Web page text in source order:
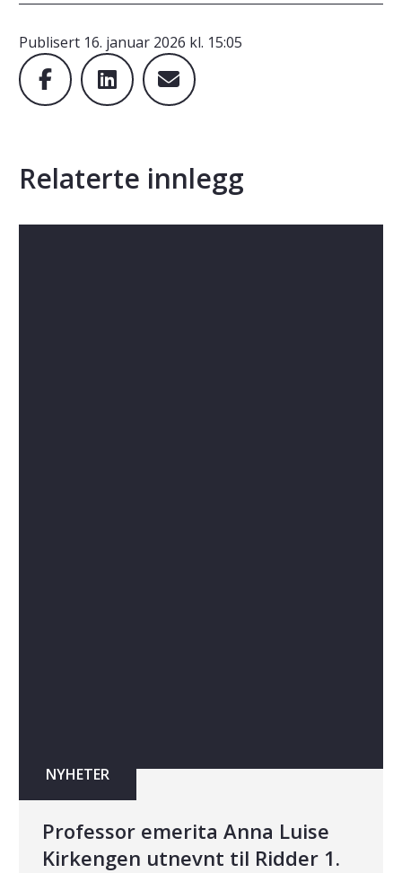
Publisert 16. januar 2026 kl. 15:05
Relaterte innlegg
NYHETER
Professor emerita Anna Luise
Kirkengen utnevnt til Ridder 1.